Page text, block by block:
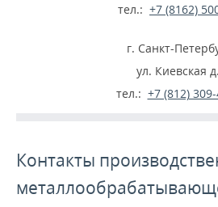
Термообработка металла
ПРОИЗВОДСТВО
тел.: +7 (8162)
г. Санкт-
ул. Киевская
тел.: +7 (812)
Контакты